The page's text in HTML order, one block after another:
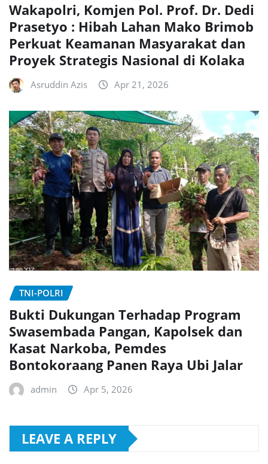
Wakapolri, Komjen Pol. Prof. Dr. Dedi
Prasetyo : Hibah Lahan Mako Brimob
Perkuat Keamanan Masyarakat dan
Proyek Strategis Nasional di Kolaka
Asruddin Azis Apr 21, 2026
TNI-POLRI
Bukti Dukungan Terhadap Program
Swasembada Pangan, Kapolsek dan
Kasat Narkoba, Pemdes
Bontokoraang Panen Raya Ubi Jalar
admin Apr 5, 2026
LEAVE A REPLY